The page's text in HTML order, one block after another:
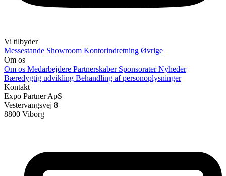
Vi tilbyder
Messestande Showroom Kontorindretning Øvrige
Om os
Om os Medarbejdere Partnerskaber SponsoraterNyheder
Bæredygtig udvikling Behandling af personoplysninger
Kontakt
Expo Partner ApS
Vestervangsvej 8
8800 Viborg